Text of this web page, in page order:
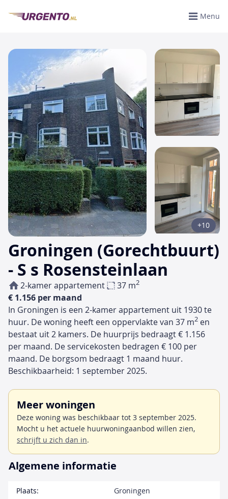
Menu
Groningen (Gorechtbuurt)
- S s Rosensteinlaan
2-kamer appartement 37 m2
€ 1.156 per maand
+10
In Groningen is een 2-kamer appartement uit 1930 te
huur. De woning heeft een oppervlakte van 37 m2 en
bestaat uit 2 kamers. De huurprijs bedraagt € 1.156
per maand. De servicekosten bedragen € 100 per
maand. De borgsom bedraagt 1 maand huur.
Beschikbaarheid: 1 september 2025.
Meer woningen
Deze woning was beschikbaar tot 3 september 2025.
Mocht u het actuele huurwoningaanbod willen zien,
schrijft u zich dan in.
Algemene informatie
Plaats:
Groningen